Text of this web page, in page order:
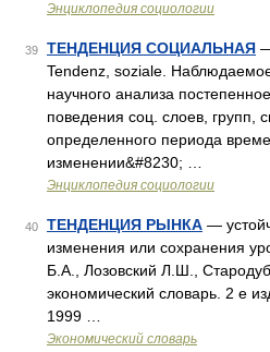
Энциклопедия социологии
39 ТЕНДЕНЦИЯ СОЦИАЛЬНАЯ
Tendenz, soziale.
научного анализа
поведения соц. слоев, групп,
определенного периода
изменении&#8230; …
Энциклопедия социологии
40 ТЕНДЕНЦИЯ РЫНКА —
изменения или сохранения
Б.А., Лозовский Л.Ш.,
экономический словарь. 2 е
1999 …
Экономический словарь